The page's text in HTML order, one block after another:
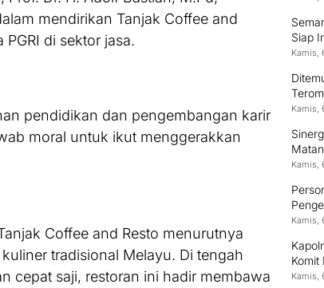
mendirikan Tanjak Coffee and
di sektor jasa.
pendidikan dan pengembangan karir
moral untuk ikut menggerakkan
Coffee and Resto menurutnya
tradisional Melayu. Di tengah
cepat saji, restoran ini hadir membawa
Siap
Kamis,
Kamis,
Kamis,
Kamis,
Komit
Kamis,